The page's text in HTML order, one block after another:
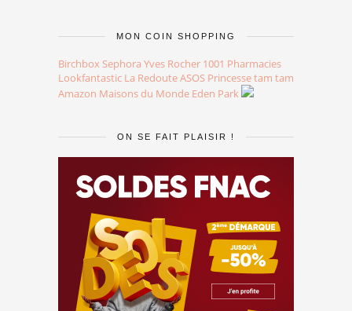
MON COIN SHOPPING
Birchbox Sephora Yves Rocher 1001 Pharmacies
Lookfantastic La RedouteASOS Princesse tam tam
Amazon Maisons du Monde Eden Park
ON SE FAIT PLAISIR !